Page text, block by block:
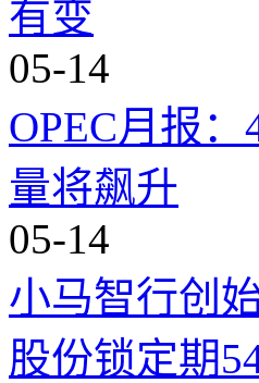
有变
05-14
OPEC月报
量将飙升
05-14
小马智行创
股份锁定期